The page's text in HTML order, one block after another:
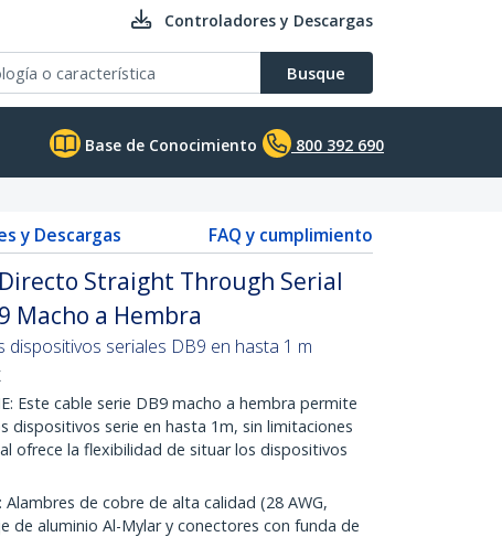
Controladores y Descargas
Busque
Base de Conocimiento 800 392 690
y Descargas FAQ y cumplimiento
Straight Through Serial
Macho a Hembra
seriales DB9 en hasta 1 m
Este cable serie DB9 macho a hembra permite
dispositivos serie en hasta 1m, sin limitaciones
ofrece la flexibilidad de situar los dispositivos
Alambres de cobre de alta calidad (28 AWG,
de aluminio Al-Mylar y conectores con funda de